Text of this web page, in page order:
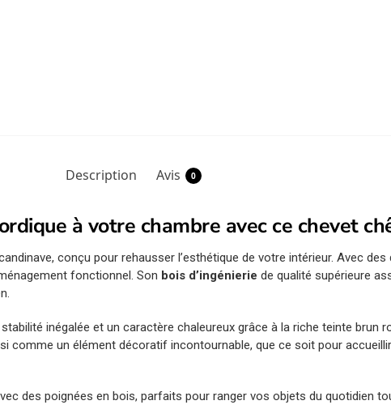
Description Avis 0
à votre chambre avec ce chevet
conçu pour rehausser l’esthétique de votre intérieur. Avec
fonctionnel. Son bois d’ingénieriede qualité supérieure
inégalée et un caractère chaleureux grâce à la riche teinte brun
comme un élément décoratif incontournable, que ce soit pour
des poignées en bois, parfaits pour ranger vos objets du quotidien